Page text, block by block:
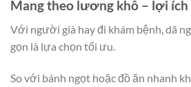
Mang theo lương khô – lợi
Với người già hay đi khám bệnh, dã
gọn là lựa chọn tối ưu.
So với bánh ngọt hoặc đồ ăn nhanh